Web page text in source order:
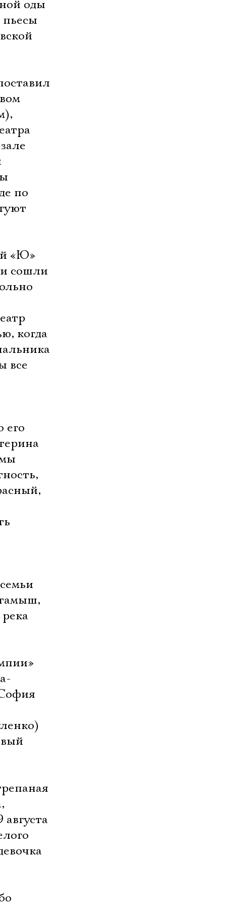
оды
по
«Ю»
сошли
когда
все
его